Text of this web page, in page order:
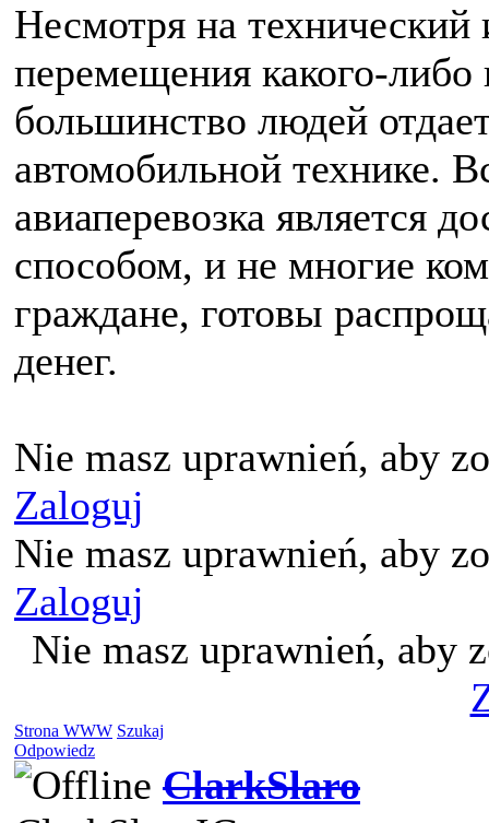
Несмотря на
перемещения какого-
большинство людей
автомобильной технике.
авиаперевозка является
способом, и не многие
граждане, готовы
денег.
Nie masz uprawnień, aby
Zaloguj
Nie masz uprawnień, aby
Zaloguj
Nie masz uprawnień, aby
Strona WWW Szukaj
Odpowiedz
ClarkSlaro